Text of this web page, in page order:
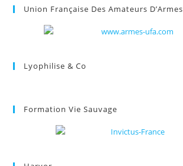
Union Française Des Amateurs D’Armes
Lyophilise & Co
Formation Vie Sauvage